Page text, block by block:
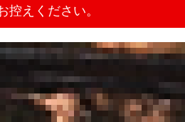
控えください。